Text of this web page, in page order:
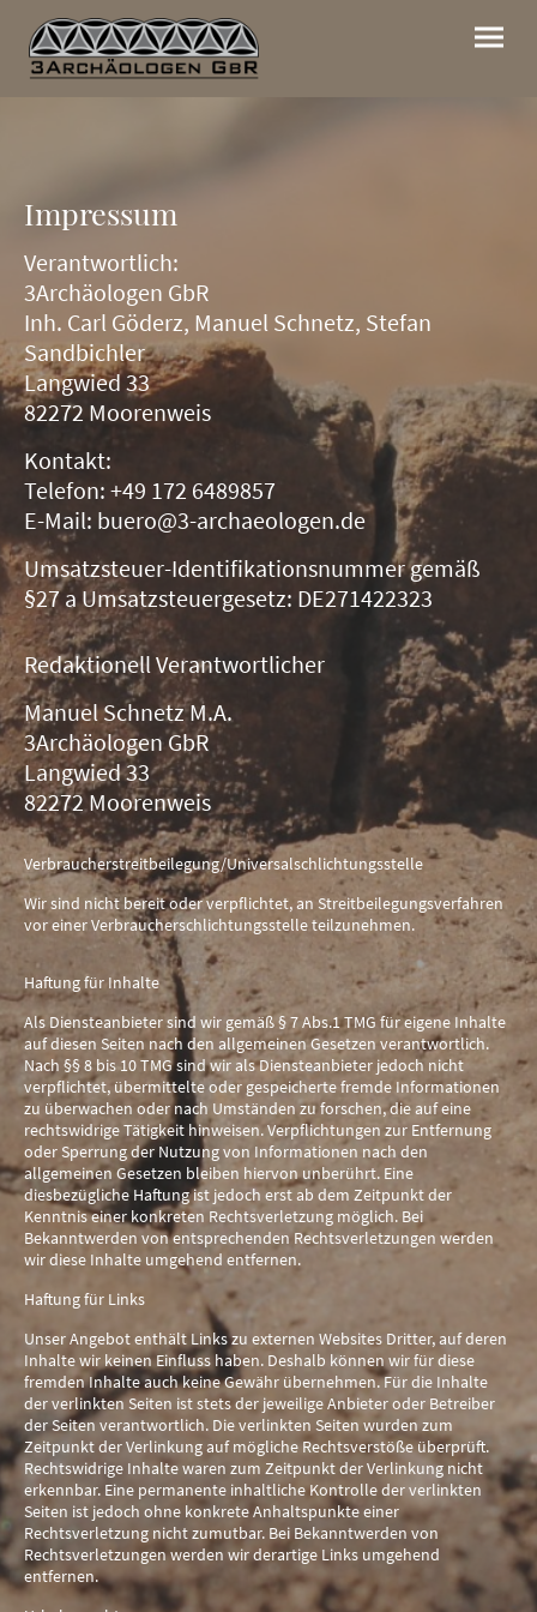
Impressum
Verantwortlich:
3Archäologen GbR
Inh. Carl Göderz, Manuel Schnetz, Stefan
Sandbichler
Langwied 33
82272 Moorenweis
Kontakt:
Telefon: +49 172 6489857
E-Mail: buero@3-archaeologen.de
Umsatzsteuer-Identifikationsnummer gemäß
§27 a Umsatzsteuergesetz: DE271422323
Redaktionell Verantwortlicher
Manuel Schnetz M.A.
3Archäologen GbR
Langwied 33
82272 Moorenweis
Verbraucherstreitbeilegung/Universalschlichtungsstelle
Wir sind nicht bereit oder verpflichtet, an Streitbeilegungsverfahren
vor einer Verbraucherschlichtungsstelle teilzunehmen.
Haftung für Inhalte
Als Diensteanbieter sind wir gemäß § 7 Abs.1 TMG für eigene Inhalte
auf diesen Seiten nach den allgemeinen Gesetzen verantwortlich.
Nach §§ 8 bis 10 TMG sind wir als Diensteanbieter jedoch nicht
verpflichtet, übermittelte oder gespeicherte fremde Informationen
zu überwachen oder nach Umständen zu forschen, die auf eine
rechtswidrige Tätigkeit hinweisen. Verpflichtungen zur Entfernung
oder Sperrung der Nutzung von Informationen nach den
allgemeinen Gesetzen bleiben hiervon unberührt. Eine
diesbezügliche Haftung ist jedoch erst ab dem Zeitpunkt der
Kenntnis einer konkreten Rechtsverletzung möglich. Bei
Bekanntwerden von entsprechenden Rechtsverletzungen werden
wir diese Inhalte umgehend entfernen.
Haftung für Links
Unser Angebot enthält Links zu externen Websites Dritter, auf deren
Inhalte wir keinen Einfluss haben. Deshalb können wir für diese
fremden Inhalte auch keine Gewähr übernehmen. Für die Inhalte
der verlinkten Seiten ist stets der jeweilige Anbieter oder Betreiber
der Seiten verantwortlich. Die verlinkten Seiten wurden zum
Zeitpunkt der Verlinkung auf mögliche Rechtsverstöße überprüft.
Rechtswidrige Inhalte waren zum Zeitpunkt der Verlinkung nicht
erkennbar. Eine permanente inhaltliche Kontrolle der verlinkten
Seiten ist jedoch ohne konkrete Anhaltspunkte einer
Rechtsverletzung nicht zumutbar. Bei Bekanntwerden von
Rechtsverletzungen werden wir derartige Links umgehend
entfernen.